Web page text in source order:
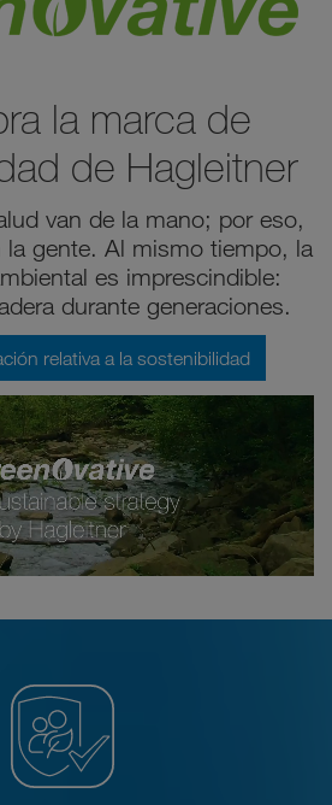
la marca de
de Hagleitner
van de la mano; por eso,
gente. Al mismo tiempo, la
es imprescindible:
durante generaciones.
relativa a la sostenibilidad